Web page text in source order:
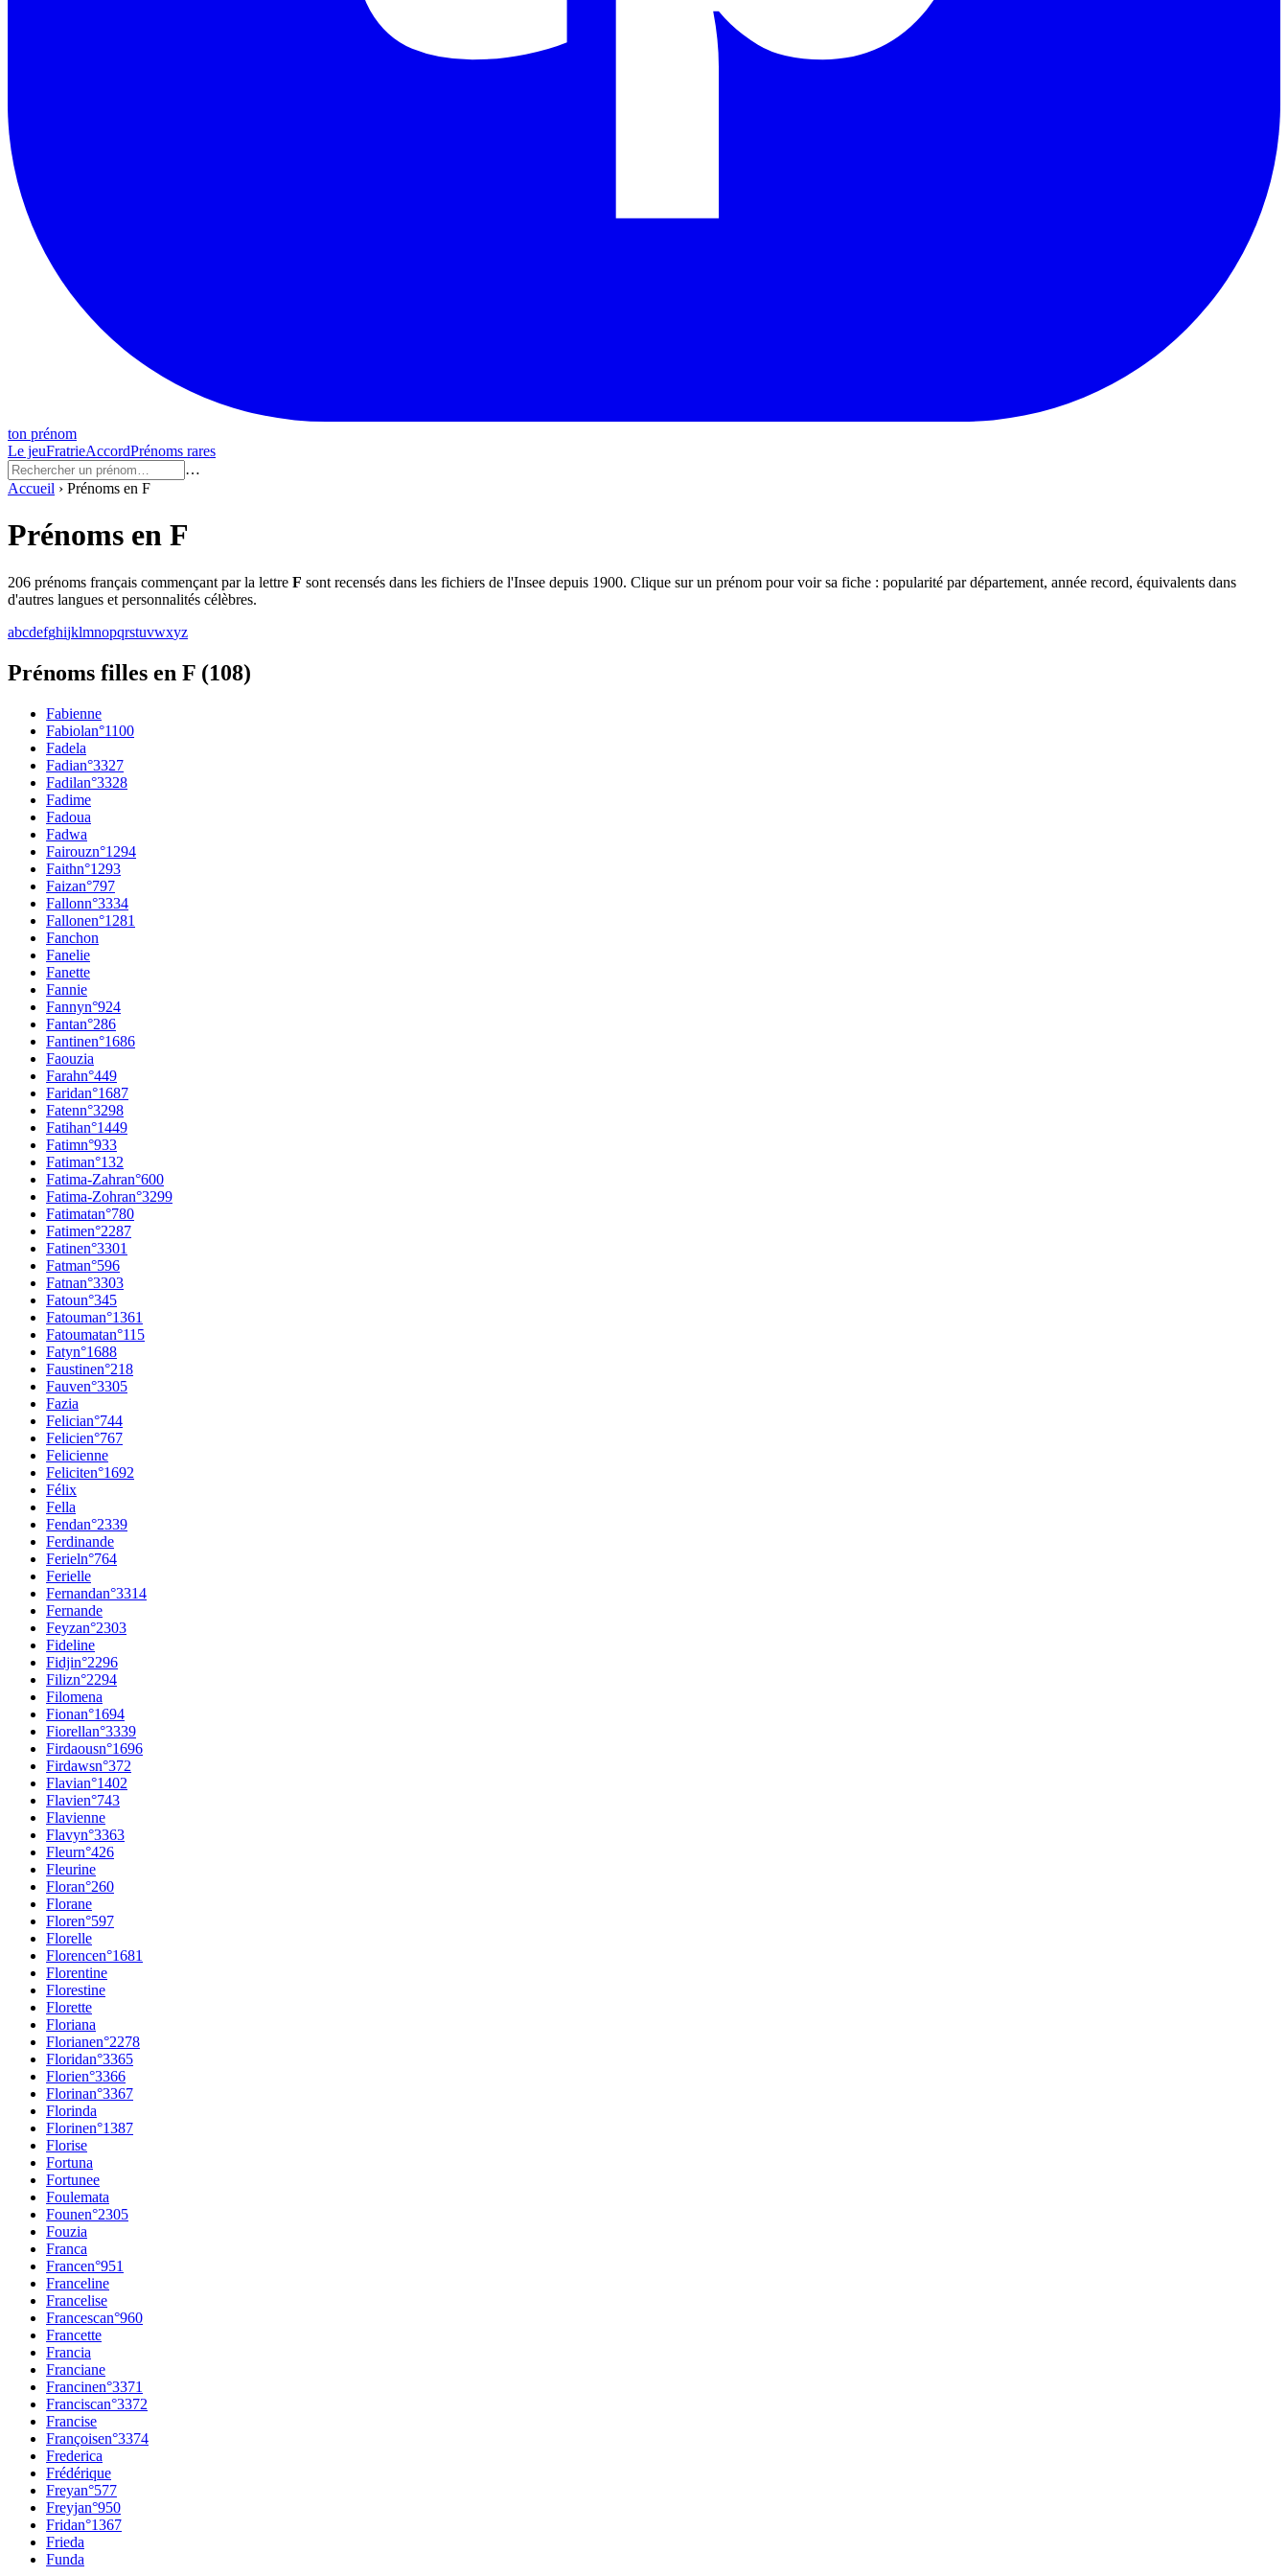
ton prénom
Le jeuFratrieAccordPrénoms rares
…
Accueil › Prénoms en F
Prénoms en F
206 prénoms français commençant par la lettre F sont recensés dans les fichiers de l'Insee depuis 1900. Clique sur un prénom pour voir sa fiche : popularité par département, année record, équivalents dans
d'autres langues et personnalités célèbres.
abcdefghijklmnopqrstuvwxyz
Prénoms filles en F (108)
Fabienne
Fabiolan°1100
Fadela
Fadian°3327
Fadilan°3328
Fadime
Fadoua
Fadwa
Fairouzn°1294
Faithn°1293
Faizan°797
Fallonn°3334
Fallonen°1281
Fanchon
Fanelie
Fanette
Fannie
Fannyn°924
Fantan°286
Fantinen°1686
Faouzia
Farahn°449
Faridan°1687
Fatenn°3298
Fatihan°1449
Fatimn°933
Fatiman°132
Fatima-Zahran°600
Fatima-Zohran°3299
Fatimatan°780
Fatimen°2287
Fatinen°3301
Fatman°596
Fatnan°3303
Fatoun°345
Fatouman°1361
Fatoumatan°115
Fatyn°1688
Faustinen°218
Fauven°3305
Fazia
Felician°744
Felicien°767
Felicienne
Feliciten°1692
Félix
Fella
Fendan°2339
Ferdinande
Ferieln°764
Ferielle
Fernandan°3314
Fernande
Feyzan°2303
Fideline
Fidjin°2296
Filizn°2294
Filomena
Fionan°1694
Fiorellan°3339
Firdaousn°1696
Firdawsn°372
Flavian°1402
Flavien°743
Flavienne
Flavyn°3363
Fleurn°426
Fleurine
Floran°260
Florane
Floren°597
Florelle
Florencen°1681
Florentine
Florestine
Florette
Floriana
Florianen°2278
Floridan°3365
Florien°3366
Florinan°3367
Florinda
Florinen°1387
Florise
Fortuna
Fortunee
Foulemata
Founen°2305
Fouzia
Franca
Francen°951
Franceline
Francelise
Francescan°960
Francette
Francia
Franciane
Francinen°3371
Franciscan°3372
Francise
Françoisen°3374
Frederica
Frédérique
Freyan°577
Freyjan°950
Fridan°1367
Frieda
Funda